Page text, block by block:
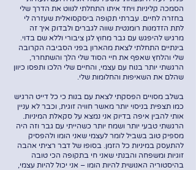
הסמכה קליניות ויחד איתו התחלתי לנווט את הדרך שלי
בחזרה לחיים. עברתי תקופה ביסקסואלית שעזרה לי
לתת הזדמנות רומנטית שווה לגברים ולבדוק איך זה
מרגיש להיפגש עם גבר מחוץ לגן ציבורי וללא שם בדוי.
בינתיים התחלתי לצאת מהארון בפני הסביבה הקרובה
שלי והלחץ שאפף את חיי הסוד שלי הלך והשתחרר,
הרגשתי יותר בנוח עם עצמי, והחיים שלי הלכו ותפסו כיוון
שהלם את השאיפות והחלומות שלי.
בשלב מסויים הפסקתי לצאת עם בנות כי כל דייט הרגיש
כמו תצפית בניסוי יותר מאשר חוויה זוגית, וכבר לא עניין
אותי להבין איפה בדיוק אני נמצא על סקאלת המיניות.
הרגשתי טבעי יותר ושמח יותר כשהייתי עם גבר וזה היה
מספיק טוב בשביל לומר לעצמי שאני הומו ולהפסיק
להתעסק במיניות כל הזמן. בסופו של דבר רציתי אהבה
זוגיות ומשפחה והבנתי שאני חי בתקופה הכי טובה
בהיסטוריה האנושית להיות הומו – אני יכול להיות עצמי,